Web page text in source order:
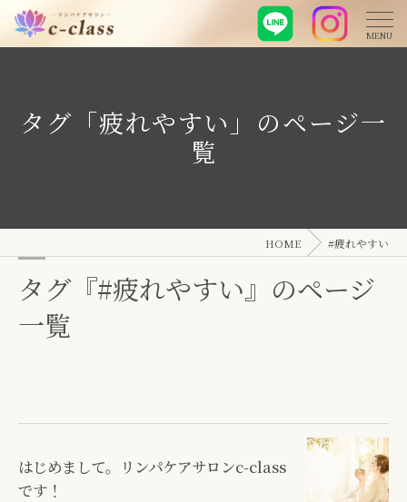
タグ「疲れやすい」のページ一
覧
HOME #疲れやすい
タグ『#疲れやすい』のページ
一覧
はじめまして。リンパケアサロンc-class
です！